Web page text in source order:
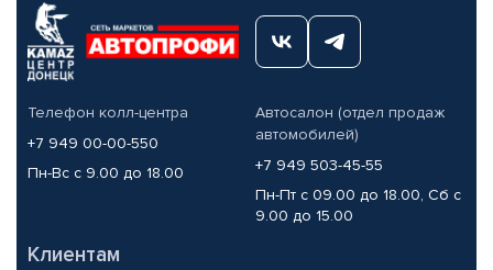
Телефон колл-центра
+7 949 00-00-550
Пн-Вс с 9.00 до 18.00
Автосалон (отдел продаж
автомобилей)
+7 949 503-45-55
Пн-Пт с 09.00 до 18.00, Сб с
9.00 до 15.00
Клиентам